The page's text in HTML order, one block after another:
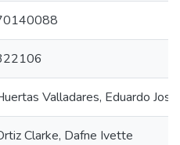
Valladares, Eduardo José
Clarke, Dafne Ivette